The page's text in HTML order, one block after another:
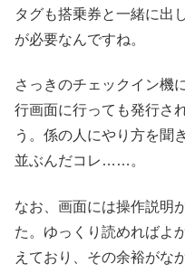
タグも搭乗券と一緒に出
が必要なんですね。
さっきのチェックイン機
行画面に行っても発行さ
う。係の人にやり方を聞
並ぶんだコレ……。
なお、画面には操作説明
た。ゆっくり読めればよ
えており、その余裕がな